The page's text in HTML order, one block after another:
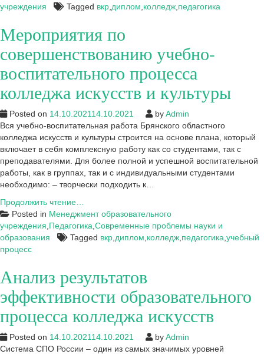
и
на
организацию
процесса
учреждения
Tagged вкр диплом колледж педагогика
Мероприятия по
совершенствованию учебно-
воспитательного процесса
колледжа искусств и культуры
Posted on 14.10.202114.10.2021 byAdmin
Вся учебно-воспитательная работа Брянского областного
колледжа искусств и культуры строится на основе плана, который
включает в себя комплексную работу как со студентами, так с
преподавателями. Для более полной и успешной воспитательной
работы, как в группах, так и с индивидуальными студентами
необходимо: – творчески подходить к…
Продолжить чтение…
по
совершенствованию
учебно-
искусств
и
Posted in Менеджмент образовательного
учреждения Педагогика Современные проблемы науки и
образования
Tagged вкр диплом колледж педагогика учебный
процесс
Анализ результатов
эффективности образовательного
процесса колледжа искусств
Posted on 14.10.202114.10.2021 byAdmin
Система СПО России – один из самых значимых уровней